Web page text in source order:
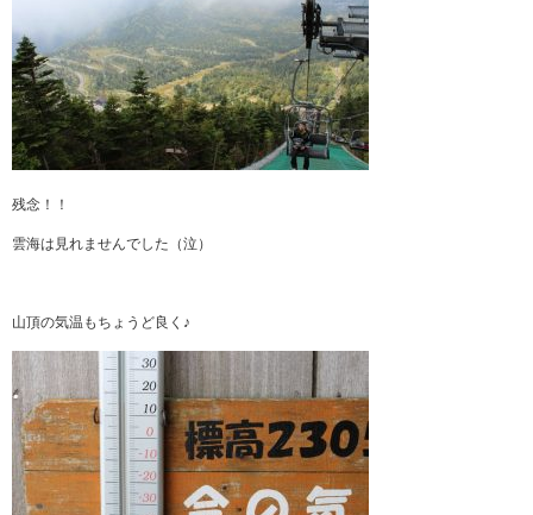
残念！！
雲海は見れませんでした（泣）
山頂の気温もちょうど良く♪